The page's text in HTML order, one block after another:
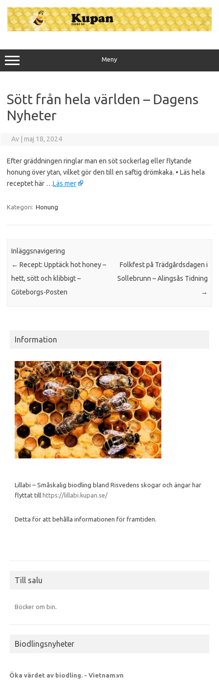
innehåll
Meny
Sött från hela världen – Dagens
Nyheter
Av maj 18, 2024
Efter gräddningen ringlar man en söt sockerlag eller flytande
honung över ytan, vilket gör den till en saftig drömkaka. • Läs hela
receptet här …Läs mer
Kategori: Honung
Inläggsnavigering
← Recept: Upptäck hot honey –
hett, sött och klibbigt –
Göteborgs-Posten
Folkfest på Trädgårdsdagen i
Sollebrunn – Alingsås Tidning
→
Information
Lillabi – Småskalig biodling bland Risvedens skogar och ängar har
flyttat till https://lillabi.kupan.se/
Detta för att behålla informationen för framtiden.
Till salu
Böcker om bin.
Biodlingsnyheter
Öka värdet av biodling. - Vietnam.vn